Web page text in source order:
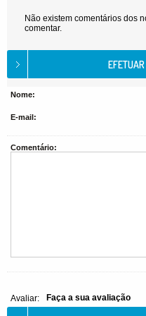
Não existem comentários dos
comentar.
Nome:
E-mail:
Comentário:
Avaliar: Faça a sua avaliação